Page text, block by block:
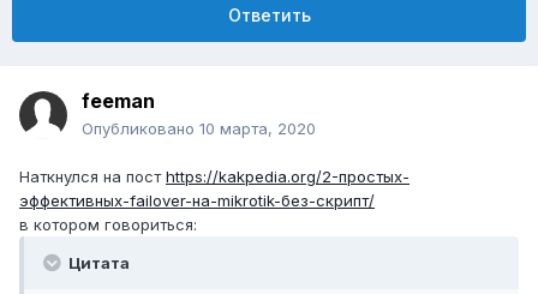
Ответить
feeman
Опубликовано 10 марта, 2020
Наткнулся на постhttps://kakpedia.org/2-простых-
эффективных-failover-на-mikrotik-без-скрипт/
в котором говориться:
Цитата